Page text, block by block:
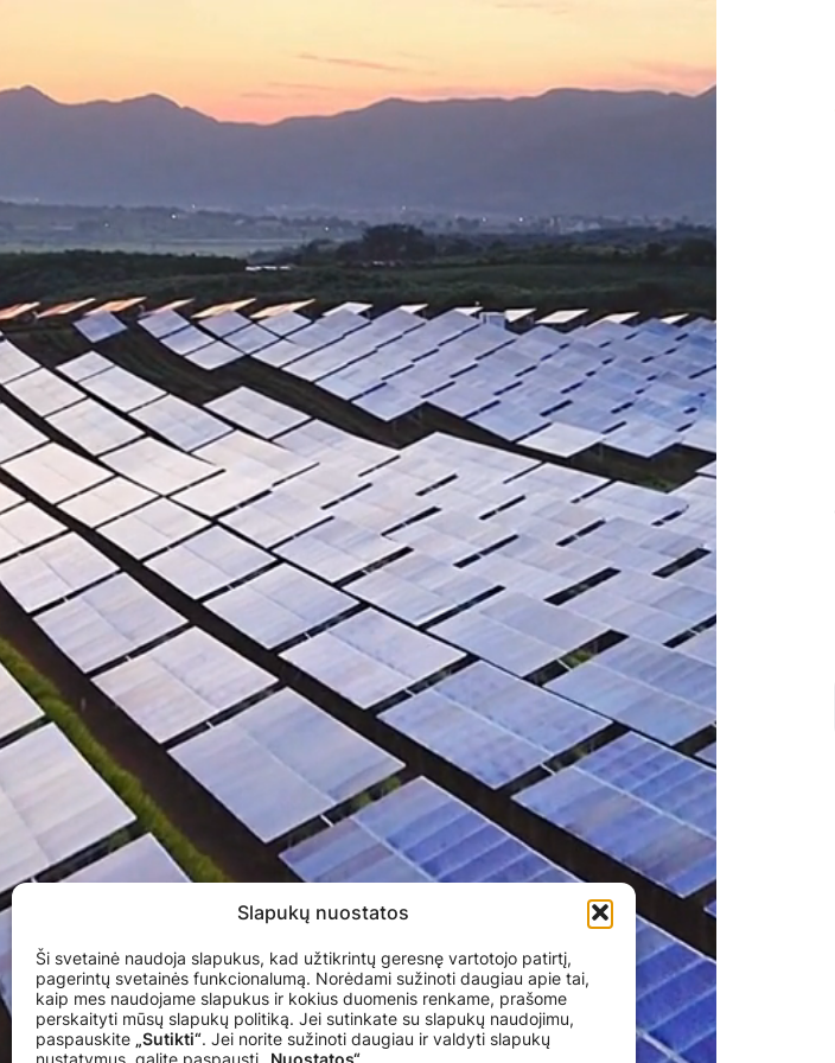
Slapukų nuostatos
Ši svetainė naudoja slapukus, kad užtikrintų geresnę vartotojo patirtį,
pagerintų svetainės funkcionalumą. Norėdami sužinoti daugiau apie tai,
kaip mes naudojame slapukus ir kokius duomenis renkame, prašome
perskaityti mūsų slapukų politiką. Jei sutinkate su slapukų naudojimu,
paspauskite „Sutikti“. Jei norite sužinoti daugiau ir valdyti slapukų
nustatymus, galite paspausti
„Nuostatos“